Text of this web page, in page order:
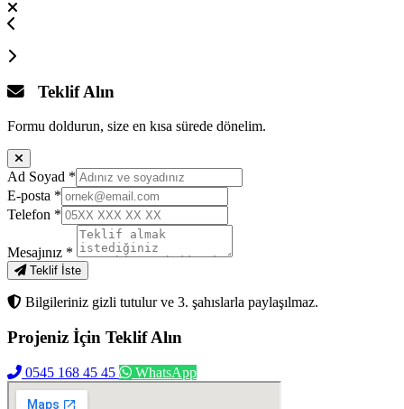
Teklif Alın
Formu doldurun, size en kısa sürede dönelim.
Ad Soyad *
E-posta *
Telefon *
Mesajınız *
Teklif İste
Bilgileriniz gizli tutulur ve 3. şahıslarla paylaşılmaz.
Projeniz İçin Teklif Alın
0545 168 45 45 WhatsApp